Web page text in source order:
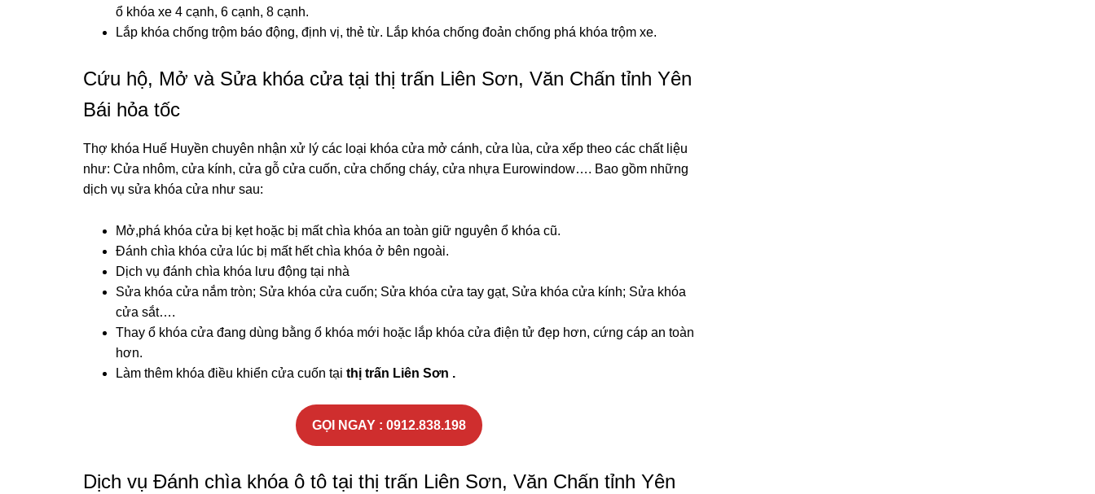
ổ khóa xe 4 cạnh, 6 cạnh, 8 cạnh.
Lắp khóa chống trộm báo động, định vị, thẻ từ. Lắp khóa chống đoản chống phá khóa trộm xe.
Cứu hộ, Mở và Sửa khóa cửa tại thị trấn Liên Sơn, Văn Chấn tỉnh Yên
Bái hỏa tốc
Thợ khóa Huế Huyền chuyên nhận xử lý các loại khóa cửa mở cánh, cửa lùa, cửa xếp theo các chất liệu
như: Cửa nhôm, cửa kính, cửa gỗ cửa cuốn, cửa chống cháy, cửa nhựa Eurowindow…. Bao gồm những
dịch vụ sửa khóa cửa như sau:
Mở,phá khóa cửa bị kẹt hoặc bị mất chìa khóa an toàn giữ nguyên ổ khóa cũ.
Đánh chìa khóa cửa lúc bị mất hết chìa khóa ở bên ngoài.
Dịch vụ đánh chìa khóa lưu động tại nhà
Sửa khóa cửa nắm tròn; Sửa khóa cửa cuốn; Sửa khóa cửa tay gạt, Sửa khóa cửa kính; Sửa khóa
cửa sắt….
Thay ổ khóa cửa đang dùng bằng ổ khóa mới hoặc lắp khóa cửa điện tử đẹp hơn, cứng cáp an toàn
hơn.
Làm thêm khóa điều khiển cửa cuốn tại thị trấn Liên Sơn .
GỌI NGAY : 0912.838.198
Dịch vụ Đánh chìa khóa ô tô tại thị trấn Liên Sơn, Văn Chấn tỉnh Yên